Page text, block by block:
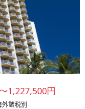
1,227,500円
諸税別